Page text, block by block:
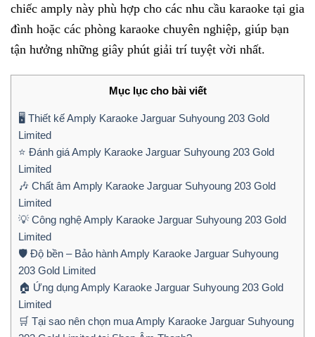
chiếc amply này phù hợp cho các nhu cầu karaoke tại gia
đình hoặc các phòng karaoke chuyên nghiệp, giúp bạn
tận hưởng những giây phút giải trí tuyệt vời nhất.
Mục lục cho bài viết
🖥️ Thiết kế Amply Karaoke Jarguar Suhyoung 203 Gold
Limited
⭐ Đánh giá Amply Karaoke Jarguar Suhyoung 203 Gold
Limited
🎶 Chất âm Amply Karaoke Jarguar Suhyoung 203 Gold
Limited
💡 Công nghệ Amply Karaoke Jarguar Suhyoung 203 Gold
Limited
🛡️ Độ bền – Bảo hành Amply Karaoke Jarguar Suhyoung
203 Gold Limited
🏠 Ứng dụng Amply Karaoke Jarguar Suhyoung 203 Gold
Limited
🛒 Tại sao nên chọn mua Amply Karaoke Jarguar Suhyoung